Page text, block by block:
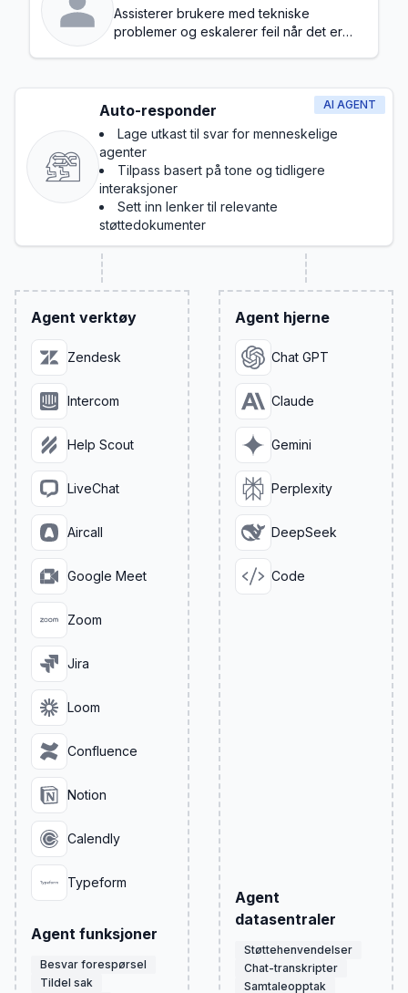
Assisterer brukere med tekniske
problemer og eskalerer feil når det er
AI AGENT
Auto-responder
Lage utkast til svar for menneskelige
agenter
Tilpass basert på tone og tidligere
interaksjoner
Sett inn lenker til relevante
støttedokumenter
Agent verktøy
Zendesk
Intercom
Help Scout
LiveChat
Aircall
Google Meet
Zoom
Jira
Loom
Confluence
Notion
Calendly
Typeform
Agent funksjoner
Besvar forespørsel
Tildel sak
Agent hjerne
Chat GPT
Claude
Gemini
Perplexity
DeepSeek
Code
Agent
datasentraler
Støttehenvendelser
Chat-transkripter
Samtaleopptak